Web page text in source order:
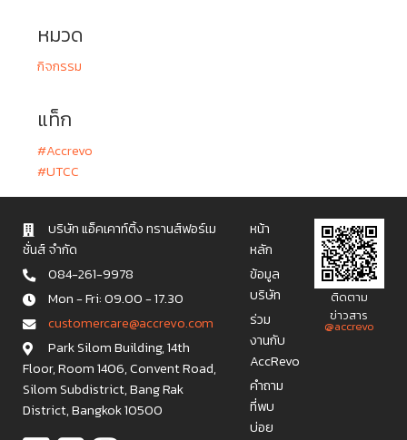
หมวด
กิจกรรม
แท็ก
#Accrevo
#UTCC​
บริษัท แอ็คเคาท์ติ้ง ทรานส์ฟอร์เม
ชั่นส์ จำกัด
084-261-9978
Mon - Fri: 09.00 - 17.30
c u s t o m e r c a r e @ a c c r e v o . c o m
Park Silom Building, 14th
Floor, Room 1406, Convent Road,
Silom Subdistrict, Bang Rak
District, Bangkok 10500
หน้า
หลัก
ข้อมูล
บริษัท
ร่วม
งานกับ
AccRevo
คำถาม
ที่พบ
บ่อย
ติดตาม
ข่าวสาร
@accrevo